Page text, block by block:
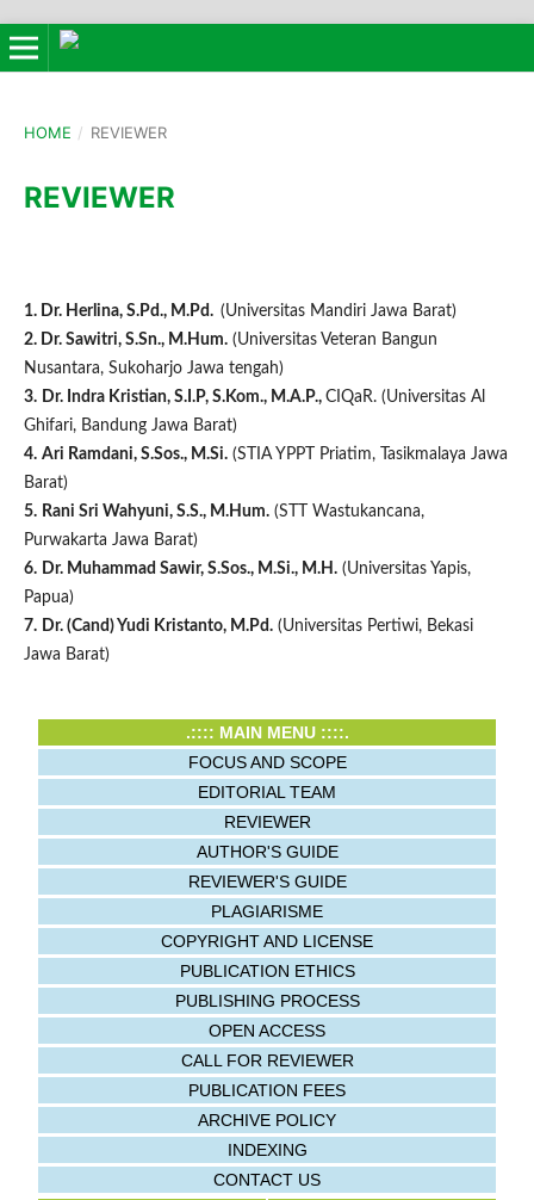
HOME / REVIEWER
REVIEWER
1. Dr. Herlina, S.Pd., M.Pd. (Universitas Mandiri Jawa Barat)
2. Dr. Sawitri, S.Sn., M.Hum.(Universitas Veteran Bangun
Nusantara, Sukoharjo Jawa tengah)
3. Dr. Indra Kristian, S.I.P, S.Kom., M.A.P., CIQaR. (Universitas Al
Ghifari, Bandung Jawa Barat)
4. Ari Ramdani, S.Sos., M.Si.(STIA YPPT Priatim, Tasikmalaya Jawa
Barat)
5. Rani Sri Wahyuni, S.S., M.Hum.(STT Wastukancana,
Purwakarta Jawa Barat)
6. Dr. Muhammad Sawir, S.Sos., M.Si., M.H.(Universitas Yapis,
Papua)
7. Dr. (Cand) Yudi Kristanto, M.Pd.(Universitas Pertiwi, Bekasi
Jawa Barat)
.:::: MAIN MENU ::::.
FOCUS AND SCOPE
EDITORIAL TEAM
REVIEWER
AUTHOR'S GUIDE
REVIEWER'S GUIDE
PLAGIARISME
COPYRIGHT AND LICENSE
PUBLICATION ETHICS
PUBLISHING PROCESS
OPEN ACCESS
CALL FOR REVIEWER
PUBLICATION FEES
ARCHIVE POLICY
INDEXING
CONTACT US